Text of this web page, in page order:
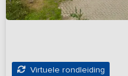
Virtuele rondleiding